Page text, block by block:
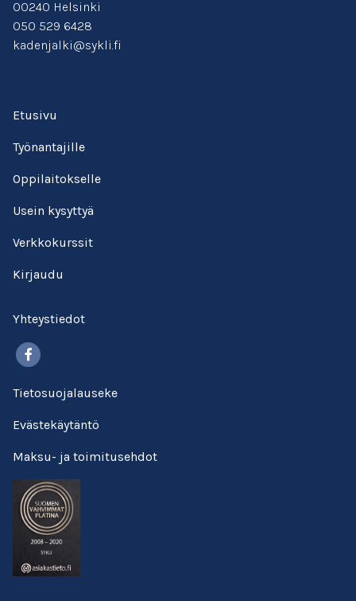
00240 Helsinki
050 529 6428
kadenjalki@sykli.fi
Etusivu
Työnantajille
Oppilaitokselle
Usein kysyttyä
Verkkokurssit
Kirjaudu
Yhteystiedot
Tietosuojalauseke
Evästekäytäntö
Maksu- ja toimitusehdot